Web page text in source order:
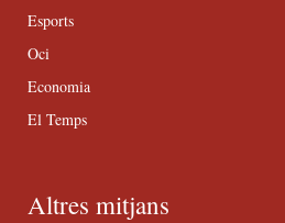
Esports
Oci
Economia
El Temps
Altres mitjans